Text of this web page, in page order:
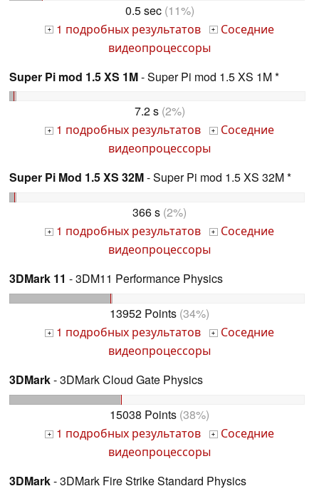
0.5 sec(11%)
+ 1 подробных результатов + Соседние
видеопроцессоры
Super Pi mod 1.5 XS 1M- Super Pi mod 1.5 XS 1M *
7.2 s(2%)
+ 1 подробных результатов + Соседние
видеопроцессоры
Super Pi Mod 1.5 XS 32M- Super Pi mod 1.5 XS 32M *
366 s (2%)
+ 1 подробных результатов + Соседние
видеопроцессоры
3DMark 11 - 3DM11 Performance Physics
13952 Points (34%)
+ 1 подробных результатов + Соседние
видеопроцессоры
3DMark- 3DMark Cloud Gate Physics
15038 Points (38%)
+ 1 подробных результатов + Соседние
видеопроцессоры
3DMark- 3DMark Fire Strike Standard Physics